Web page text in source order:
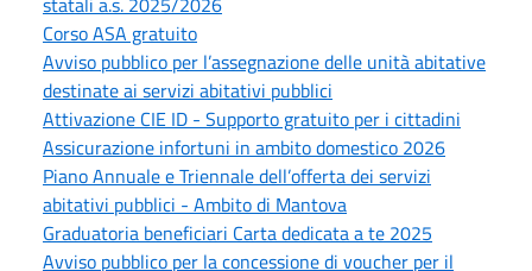
Corso ASA gratuito
Avviso pubblico per l’assegnazione delle unità abitative
destinate ai servizi abitativi pubblici
Attivazione CIE ID - Supporto gratuito per i cittadini
Assicurazione infortuni in ambito domestico 2026
Piano Annuale e Triennale dell’offerta dei servizi
abitativi pubblici - Ambito di Mantova
Graduatoria beneficiari Carta dedicata a te 2025
Avviso pubblico per la concessione di voucher per il